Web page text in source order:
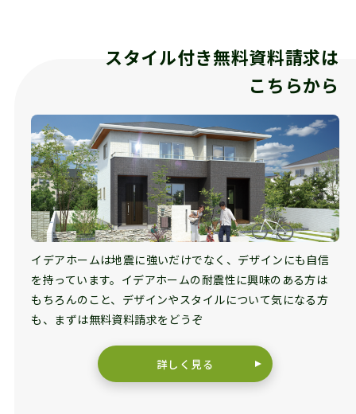
スタイル付き無料資料請求は
こちらから
イデアホームは地震に強いだけでなく、デザインにも自信
を持っています。イデアホームの耐震性に興味のある方は
もちろんのこと、デザインやスタイルについて気になる方
も、まずは無料資料請求をどうぞ
詳しく見る